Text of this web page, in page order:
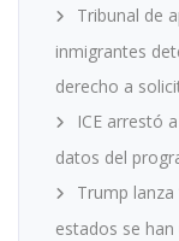
Tribunal de
inmigrantes
derecho a
ICE arrestó
datos del
Trump lanza
estados se